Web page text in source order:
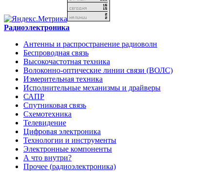
Радиоэлектроника
Антенны и распространение радиоволн
Беспроводная связь
Высокочастотная техника
Волоконно-оптические линии связи (ВОЛС)
Измерительная техника
Исполнительные механизмы и драйверы
САПР
Спутниковая связь
Схемотехника
Телевидение
Цифровая электроника
Технологии и инструменты
Электронные компоненты
А что внутри?
Прочее (радиоэлектроника)